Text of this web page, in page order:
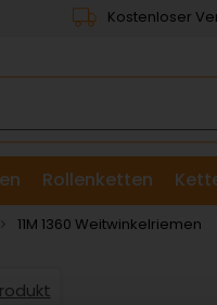
Kostenloser
Rollenketten
&
11M 1360 Weitwinkelriemen